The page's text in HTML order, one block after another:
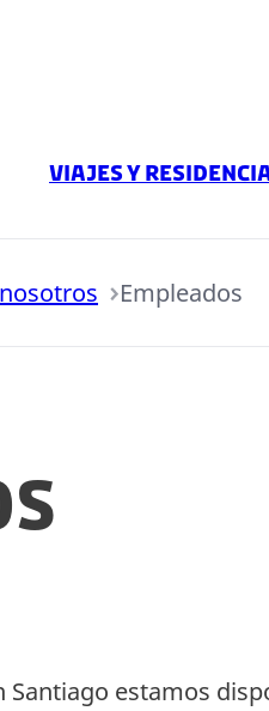
Viajes y
Empleados
Santiago estamos